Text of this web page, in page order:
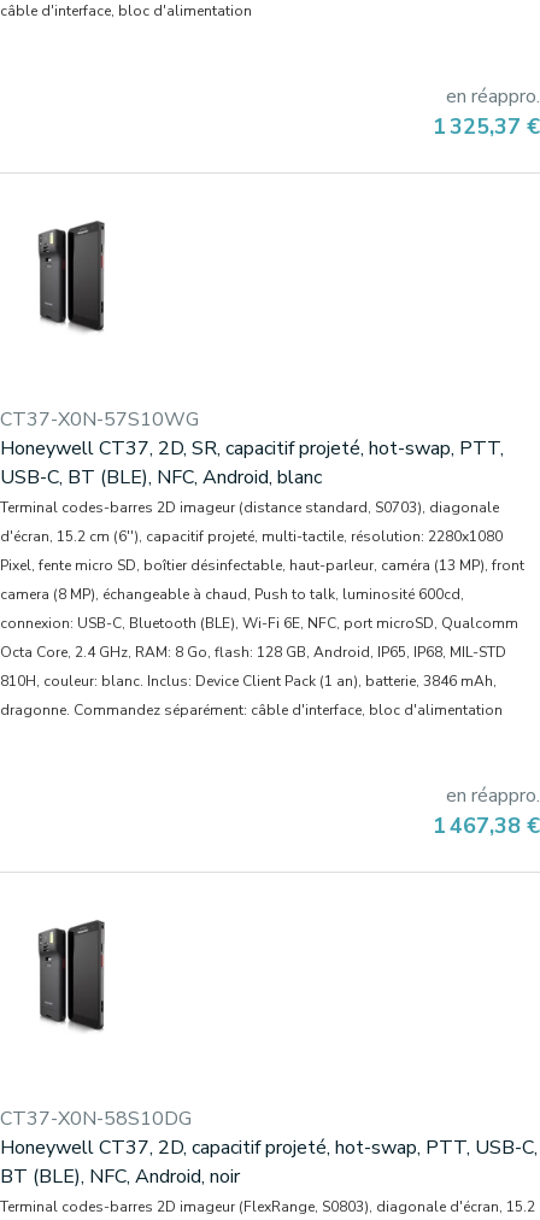
câble d'interface, bloc d'alimentation
en réappro.
Prix
1 325,37 €
CT37-X0N-57S10WG
Honeywell CT37, 2D, SR, capacitif projeté, hot-swap, PTT,
USB-C, BT (BLE), NFC, Android, blanc
Terminal codes-barres 2D imageur (distance standard, S0703), diagonale
d'écran, 15.2 cm (6''), capacitif projeté, multi-tactile, résolution: 2280x1080
Pixel, fente micro SD, boîtier désinfectable, haut-parleur, caméra (13 MP), front
camera (8 MP), échangeable à chaud, Push to talk, luminosité 600cd,
connexion: USB-C, Bluetooth (BLE), Wi-Fi 6E, NFC, port microSD, Qualcomm
Octa Core, 2.4 GHz, RAM: 8 Go, flash: 128 GB, Android, IP65, IP68, MIL-STD
810H, couleur: blanc. Inclus: Device Client Pack (1 an), batterie, 3846 mAh,
dragonne. Commandez séparément: câble d'interface, bloc d'alimentation
en réappro.
Prix
1 467,38 €
CT37-X0N-58S10DG
Honeywell CT37, 2D, capacitif projeté, hot-swap, PTT, USB-C,
BT (BLE), NFC, Android, noir
Terminal codes-barres 2D imageur (FlexRange, S0803), diagonale d'écran, 15.2